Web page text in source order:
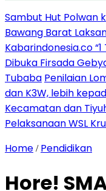
Sambut Hut Polwan
Bawang Barat
Kabarindonesia.co
Dibuka Firsada
Tubaba Penilaian
dan K3W, lebih
Kecamatan dan
Pelaksanaan WSL
Home / Pendidikan
Hore!